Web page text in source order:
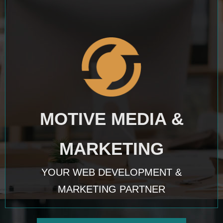
MOTIVE MEDIA &
MARKETING
YOUR WEB DEVELOPMENT &
MARKETING PARTNER